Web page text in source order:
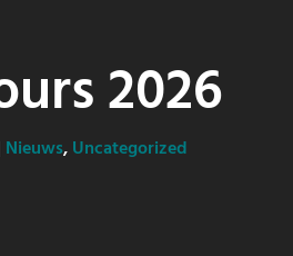
2026
Nieuws, Uncategorized